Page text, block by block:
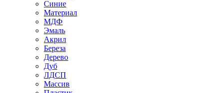
Синие
Материал
МДФ
Эмаль
Акрил
Береза
Дерево
Дуб
ЛДСП
Массив